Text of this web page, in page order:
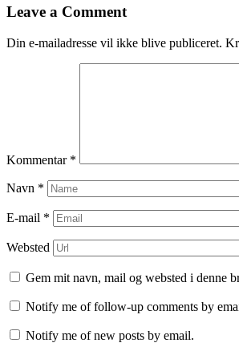
indlæg
Leave a Comment
Din e-mailadresse vil ikke blive publiceret.
Kommentar *
Navn *
E-mail *
Websted
Gem mit navn, mail og websted i denne
Notify me of follow-up comments by
Notify me of new posts by email.